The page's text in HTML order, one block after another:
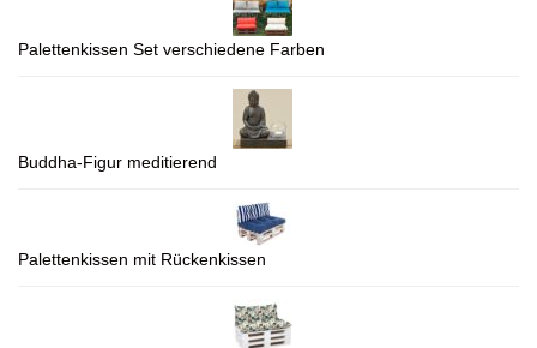
Palettenkissen Set verschiedene Farben
Buddha-Figur meditierend
Palettenkissen mit Rückenkissen